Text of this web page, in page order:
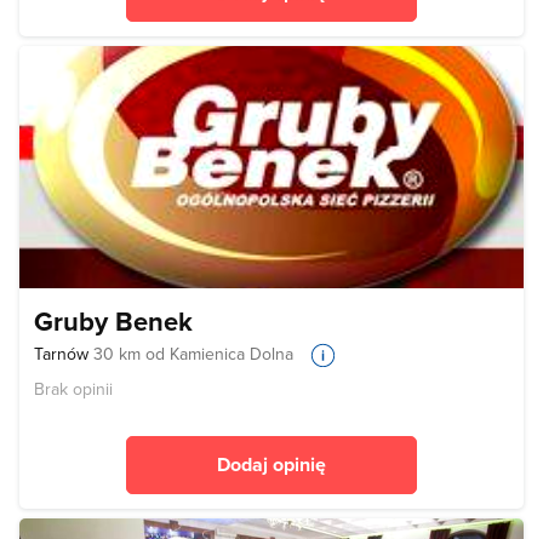
Gruby Benek
Tarnów 30 km od Kamienica Dolna
Brak opinii
Dodaj opinię